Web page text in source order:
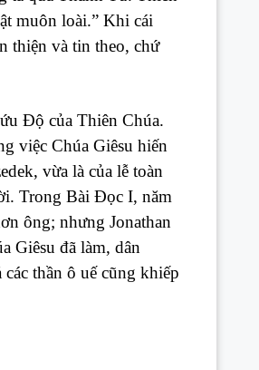
muôn loài.” Khi cái
thiện và tin theo, chứ
Độ của Thiên Chúa.
việc Chúa Giêsu hiến
vừa là của lễ toàn
Trong Bài Đọc I, năm
ông; nhưng Jonathan
Giêsu đã làm, dân
thần ô uế cũng khiếp